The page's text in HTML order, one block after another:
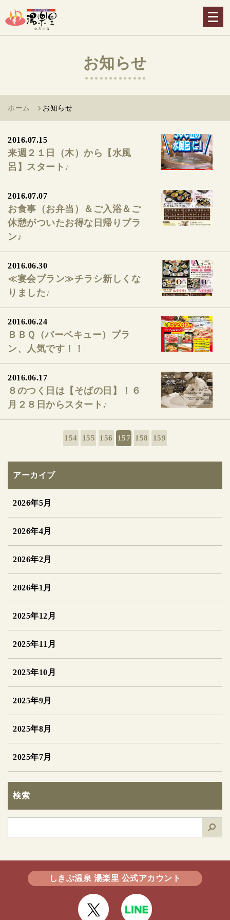
メ
ニ
ュ
お知らせ
ホーム お知らせ
2016.07.15
来週２１日（木）から【水風
呂】スタート♪
2016.07.07
お食事（お弁当）＆ご入浴＆ご
休憩がついたお得な日帰りプラ
ン♪
2016.06.30
≪宴会プラン≫チラシ新しくな
りました♪
2016.06.24
ＢＢＱ（バーベキュー）プラ
ン、人気です！！
2016.06.17
８のつく日は【そばの日】！６
月２８日からスタート♪
154 155 156 157 158 159
アーカイブ
2026年5月
2026年4月
2026年2月
2026年1月
2025年12月
2025年11月
2025年10月
2025年9月
2025年8月
2025年7月
検索
しきぶ温泉 湯楽里 公式アカウント